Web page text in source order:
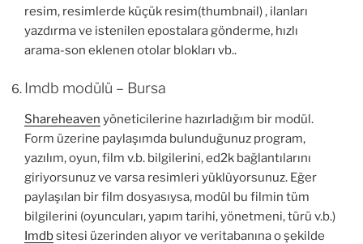
resim, resimlerde küçük resim(thumbnail) , ilanları
yazdırma ve istenilen epostalara gönderme, hızlı
arama-son eklenen otolar blokları vb..
Imdb modülü – Bursa
Shareheaven yöneticilerine hazırladığım bir modül.
Form üzerine paylaşımda bulunduğunuz program,
yazılım, oyun, film v.b. bilgilerini, ed2k bağlantılarını
giriyorsunuz ve varsa resimleri yüklüyorsunuz. Eğer
paylaşılan bir film dosyasıysa, modül bu filmin tüm
bilgilerini (oyuncuları, yapım tarihi, yönetmeni, türü v.b.)
Imdbsitesi üzerinden alıyor ve veritabanına o şekilde